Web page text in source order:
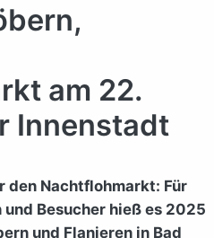
am 22.
Innenstadt
den Nachtflohmarkt: Für
Besucher hieß es 2025
und Flanieren in Bad